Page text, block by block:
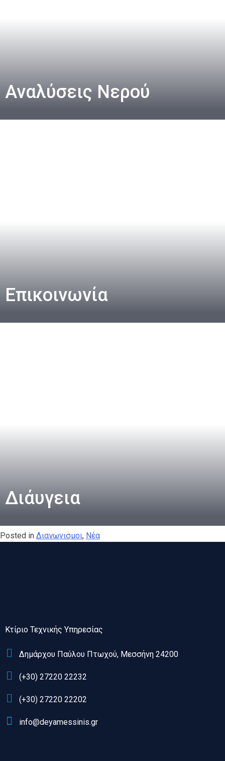
Αναλύσεις Νερού
Επικοινωνία
Διάυγεια
Posted in Διαγωνισμοι, Νέα
Κτίριο Τεχνικής Υπηρεσίας
Δημάρχου Παύλου Πτωχού, Μεσσήνη 24200
(+30) 27220 22232
(+30) 27220 22202
info@deyamessinis.gr